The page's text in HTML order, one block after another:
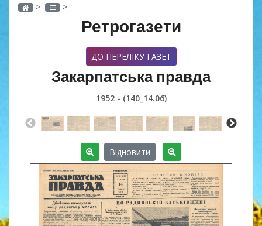
> >
Ретрогазети
ДО ПЕРЕЛІКУ ГАЗЕТ
Закарпатська правда
1952 - (140_14.06)
Відновити